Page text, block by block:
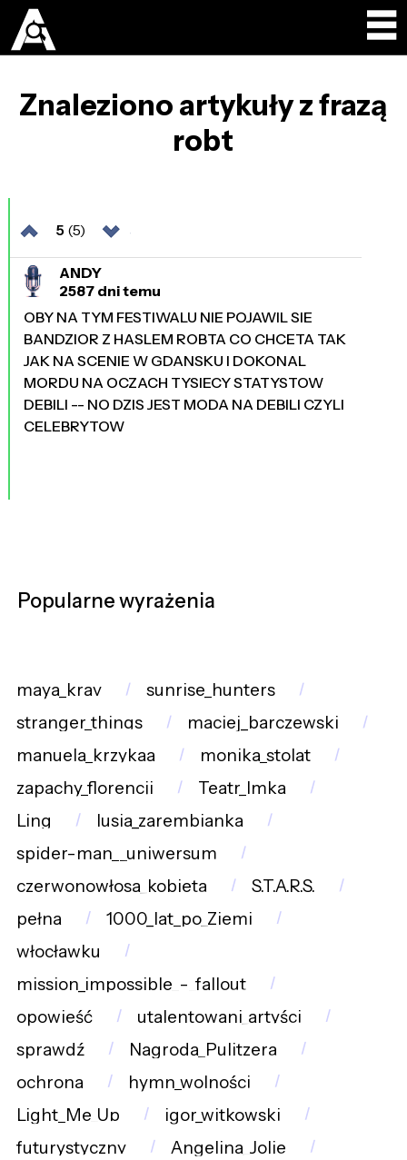
Znaleziono artykuły z frazą
robt
5 (5)
ANDY
2587 dni temu
OBY NA TYM FESTIWALU NIE POJAWIL SIE
BANDZIOR Z HASLEM ROBTA CO CHCETA TAK
JAK NA SCENIE W GDANSKU I DOKONAL
MORDU NA OCZACH TYSIECY STATYSTOW
DEBILI -- NO DZIS JEST MODA NA DEBILI CZYLI
CELEBRYTOW
Popularne wyrażenia
maya_krav
sunrise_hunters
stranger_things
maciej_barczewski
manuela_krzykaa
monika_stolat
zapachy_florencji
Teatr_Imka
Ling
lusia_zarembianka
spider-man__uniwersum
czerwonowłosa_kobieta
S.T.A.R.S.
pełna
1000_lat_po_Ziemi
włocławku
mission_impossible_-_fallout
opowieść
utalentowani_artyści
sprawdź
Nagroda_Pulitzera
ochrona
hymn_wolności
Light_Me_Up
igor_witkowski
futurystyczny
Angelina_Jolie